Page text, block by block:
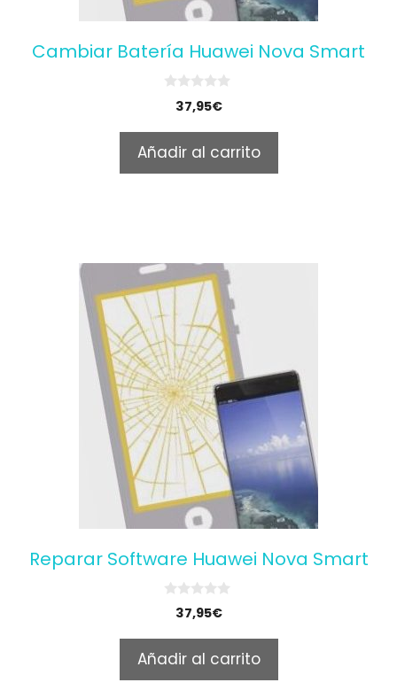
Cambiar Batería Huawei Nova Smart
o
f
5
37,95€
Añadir al carrito
Reparar Software Huawei Nova Smart
o
f
5
37,95€
Añadir al carrito